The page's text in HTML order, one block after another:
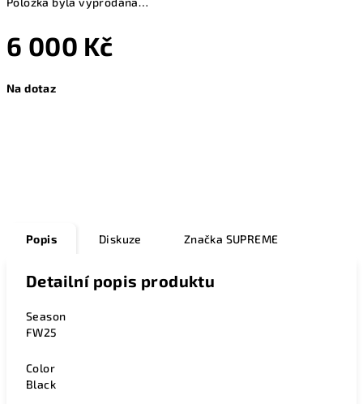
6 000 Kč
cena:
Na dotaz
Popis Diskuze Značka SUPREME
Detailní popis produktu
Season
FW25
Color
Black